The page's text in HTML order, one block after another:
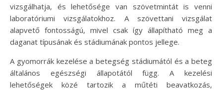
vizsgálhatja, és lehetősége van szövetmintát is venni
laboratóriumi vizsgálatokhoz. A szövettani vizsgálat
alapvető fontosságú, mivel csak így állapítható meg a
daganat típusának és stádiumának pontos jellege.
A gyomorrák kezelése a betegség stádiumától és a beteg
általános egészségi állapotától függ. A kezelési
lehetőségek közé tartozik a műtéti beavatkozás,